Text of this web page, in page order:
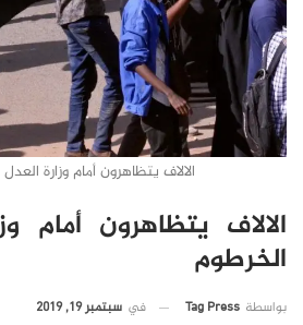
الالاف يتظاهرون أمام وزارة
الالاف يتظاهرون أمام
الخرطوم
بواسطة Tag Press في سبتمبر 19, 2019